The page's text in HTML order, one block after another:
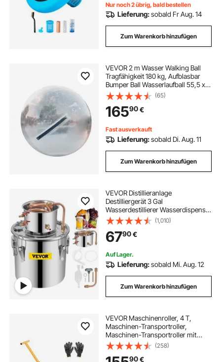
Nur noch 2 übrig, bald bestellen
Lieferung:sobald Fr Aug. 14
Zum Warenkorb hinzufügen
VEVOR 2 m Wasser Walking Ball
Tragfähigkeit 180 kg, Aufblasbar
Bumper Ball Wasserlaufball 55,5 x
40 x 40 cm, Stoßblasenkugeln Walk
On Water mit Reparatursatz Kinder
Erwachsene Spielzeug Wasser
Spiel
(65)
16590€
Fast ausverkauft
Lieferung:sobald Di. Aug. 11
Zum Warenkorb hinzufügen
VEVOR Distillieranlage
Destilliergerät 3 Gal
Wasserdestillierer Wasserdispenser
Edelstahl Destillateur Wasser
Destillertes Wasser Maschine
(1,010)
6790€
Auf Lager.
Lieferung:sobald Mi. Aug. 12
Zum Warenkorb hinzufügen
VEVOR Maschinenroller, 4 T,
Maschinen-Transportroller,
Maschinen-Transportroller mit
360°-Drehkappe und PU-
Lenkrollen, Schwerlast-
Industriemaschinen-Möbelwagen
(258)
90€